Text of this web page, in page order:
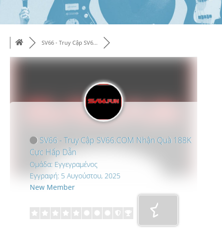
SV66 - Truy Cập SV6...
SV66 - Truy Cập SV66.COM Nhận Quà 188K
Cực Hấp Dẫn
Ομάδα: Εγγεγραμένος
Εγγραφή: 5 Αυγούστου, 2025
New Member